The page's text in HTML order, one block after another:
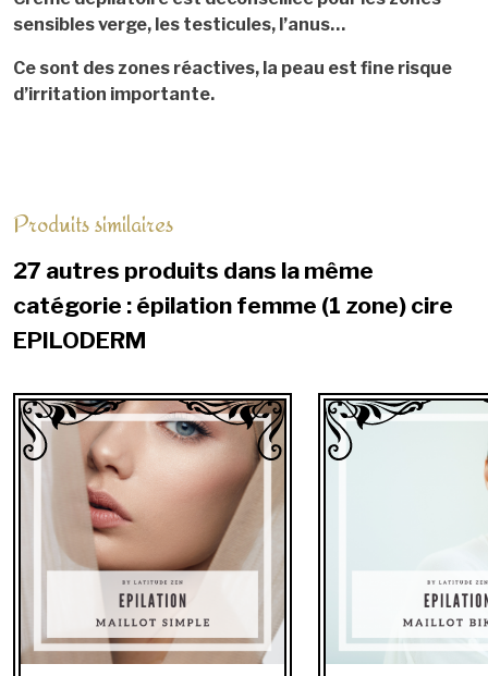
sensibles verge, les testicules, l’anus…
Ce sont des zones réactives, la peau est fine risque
d’irritation importante.
Produits similaires
27 autres produits dans la même
catégorie : épilation femme (1 zone) cire
EPILODERM